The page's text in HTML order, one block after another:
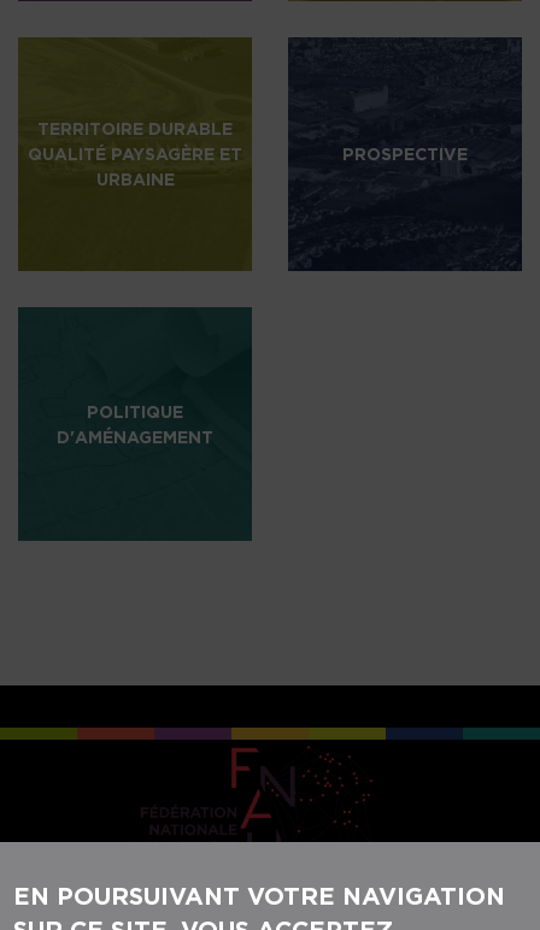
TERRITOIRE DURABLE
QUALITÉ PAYSAGÈRE ET
URBAINE
PROSPECTIVE
POLITIQUE
D'AMÉNAGEMENT
EN POURSUIVANT VOTRE NAVIGATION